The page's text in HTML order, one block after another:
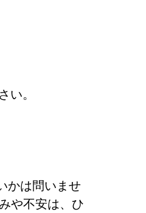
。
かは問いませ
や不安は、ひ